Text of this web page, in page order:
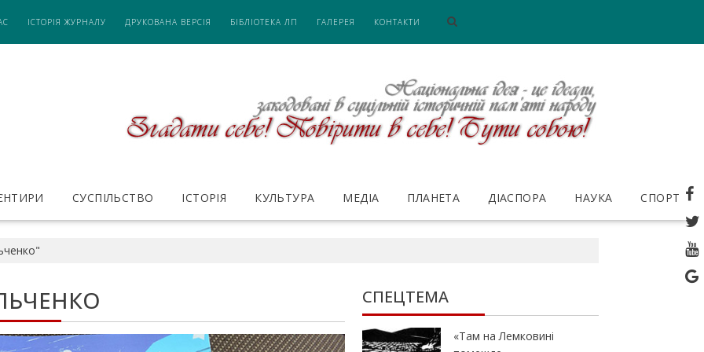
ІСТОРІЯ ЖУРНАЛУ ДРУКОВАНА ВЕРСІЯ БІБЛІОТЕКА ЛП ГАЛЕРЕЯ КОНТАКТИ
СУСПІЛЬСТВО ІСТОРІЯ КУЛЬТУРА МЕДІА ПЛАНЕТА ДІАСПОРА НАУКА СПОРТ
СПЕЦТЕМА
«Там на Лемковині